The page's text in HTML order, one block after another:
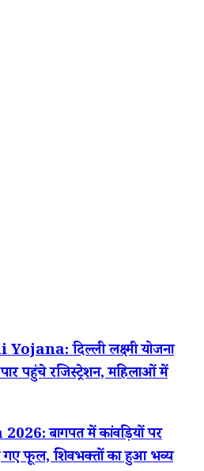
दिल्ली लक्ष्मी योजना
पहुंचे रजिस्ट्रेशन, महिलाओं में
बागपत में कांवड़ियों पर
गए फूल, शिवभक्तों का हुआ भव्य